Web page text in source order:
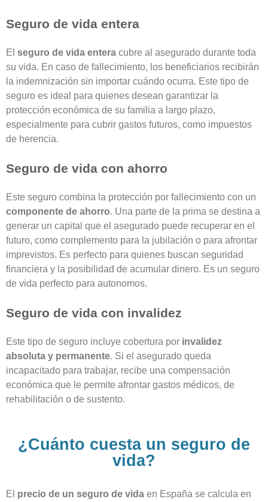
Seguro de vida entera
El seguro de vida entera cubre al asegurado durante toda
su vida. En caso de fallecimiento, los beneficiarios recibirán
la indemnización sin importar cuándo ocurra. Este tipo de
seguro es ideal para quienes desean garantizar la
protección económica de su familia a largo plazo,
especialmente para cubrir gastos futuros, como impuestos
de herencia.
Seguro de vida con ahorro
Este seguro combina la protección por fallecimiento con un
componente de ahorro. Una parte de la prima se destina a
generar un capital que el asegurado puede recuperar en el
futuro, como complemento para la jubilación o para afrontar
imprevistos. Es perfecto para quienes buscan seguridad
financiera y la posibilidad de acumular dinero. Es un seguro
de vida perfecto para autonomos.
Seguro de vida con invalidez
Este tipo de seguro incluye cobertura por invalidez
absoluta y permanente. Si el asegurado queda
incapacitado para trabajar, recibe una compensación
económica que le permite afrontar gastos médicos, de
rehabilitación o de sustento.
¿Cuánto cuesta un seguro de
vida?
El precio de un seguro de vida en España se calcula en